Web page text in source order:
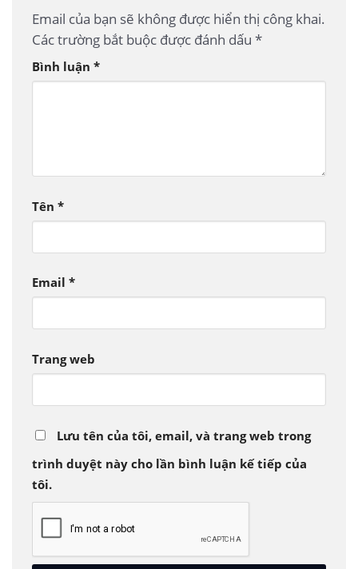
Email của bạn sẽ không được hiển thị công khai.
Các trường bắt buộc được đánh dấu *
Bình luận *
Tên *
Email *
Trang web
Lưu tên của tôi, email, và trang web trong
trình duyệt này cho lần bình luận kế tiếp của
tôi.